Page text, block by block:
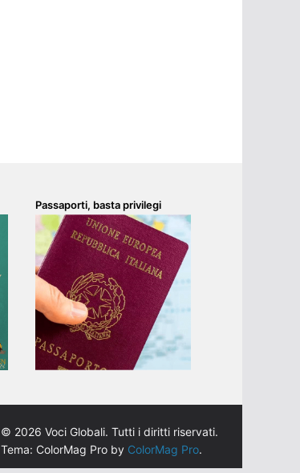
Passaporti, basta privilegi
© 2026 Voci Globali. Tutti i diritti riservati.
Tema: ColorMag Pro by ColorMag Pro.